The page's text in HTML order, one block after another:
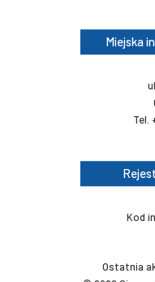
Miejska
Tel.
Kod
Ostatnia